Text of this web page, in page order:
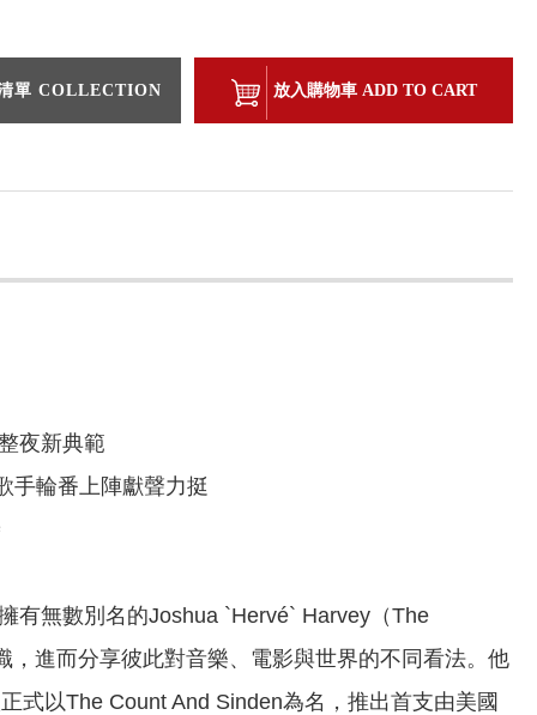
單 COLLECTION 放入購物車 ADD TO CART
夜新典範
手輪番上陣獻聲力挺
有無數別名的Joshua `Hervé` Harvey（The
進而分享彼此對音樂、電影與世界的不同看法。他
式以The Count And Sinden為名，推出首支由美國